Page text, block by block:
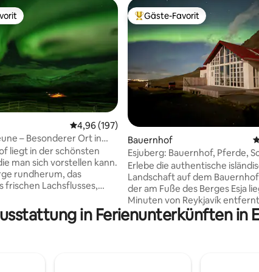
4,94 von 5, 508 Bewertungen
Favorit.
Durchschnittliche Bewertung: 4,96 von 5,
4,96 (197)
– Besonderer Ort in
Natur
liegt in der schönsten
man sich vorstellen kann.
rundherum, das
frischen Lachsflusses,
Borealis von deinem
die Bedingungen
Beliebter Gäste-Favorit.
Gäste-Favorit
Bauernhof
Esjuberg: Bauernhof, Pferde,
und Bergwanderung
Erlebe die authentische
Landschaft auf dem
der am Fuße des Berges Esja
Minuten von Reykjavík
dich vom Blick auf die Berge
genieße die ruhige
inmitten der Natur
in Ferienunterkünften in